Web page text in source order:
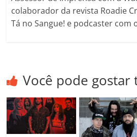
colaborador da revista Roadie
Tá no Sangue! e podcaster com
Você pode gostar